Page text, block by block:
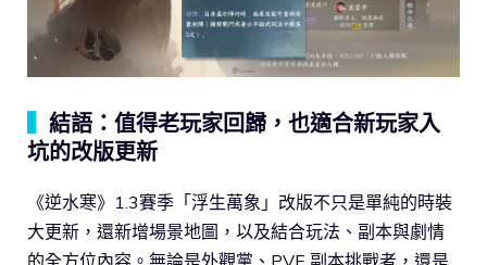
結語：值得老玩家回歸，也適合新玩家入
坑的改版更新
《逆水寒》1.3賽季「浮生萬象」改版不只是單純的時裝
大更新，還新增場景地圖，以及結合玩法、副本與劇情
的全方位內容。無論是外觀黨、PVE 副本挑戰者，還是